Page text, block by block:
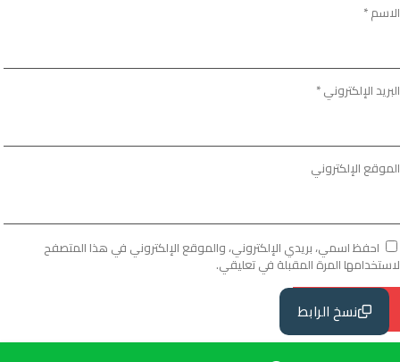
نسخ الرابط
الاسم*
البريد الإلكتروني*
الموقع الإلكتروني
احفظ اسمي، بريدي الإلكتروني، والموقع الإلكتروني في هذا المتصفح
لاستخدامها المرة المقبلة في تعليقي.